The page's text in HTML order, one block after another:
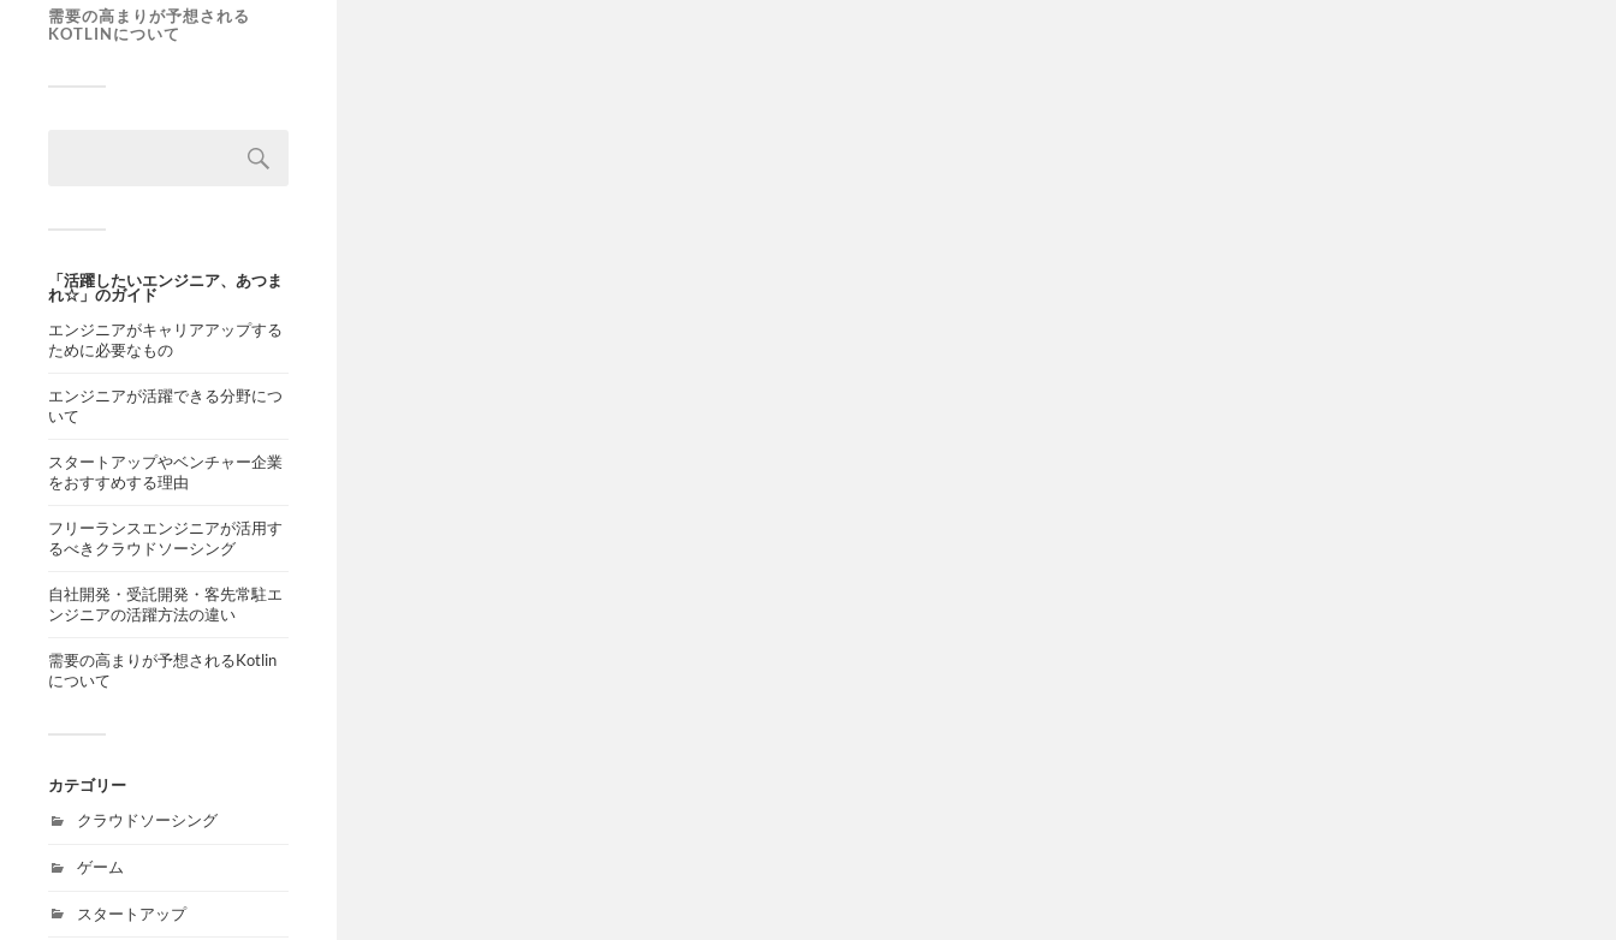
需要の高まりが予想される
KOTLINについて
「活躍したいエンジニア、あつま
れ☆」のガイド
エンジニアがキャリアアップする
ために必要なもの
エンジニアが活躍できる分野につ
いて
スタートアップやベンチャー企業
をおすすめする理由
フリーランスエンジニアが活用す
るべきクラウドソーシング
自社開発・受託開発・客先常駐エ
ンジニアの活躍方法の違い
需要の高まりが予想されるKotlin
について
カテゴリー
クラウドソーシング
ゲーム
スタートアップ